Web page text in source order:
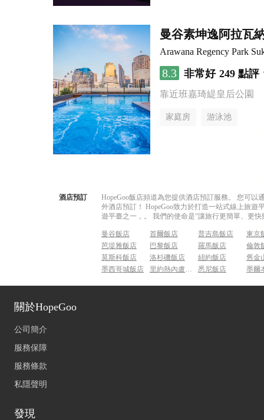
曼谷素坤逸阿拉瓦
Arawana Regency Park
8.3 非常好 249 點評
靠近班嘉琦緹皇后公園
家庭房 游泳池
酒店預訂
HopeGoo飯店頻道為您提供酒店預訂服務。 您可
外酒店預訂！ HopeGoo致力於打造一站式線上旅
遊平臺之一，。 我們的使命是“讓旅行更簡單、更
曼谷飯店 首爾飯店 普吉島飯店
東京
芭堤雅飯店
巴黎飯店 羅馬飯店
倫敦
莫斯科飯店
洛杉磯飯店 紐約飯店
舊金
墨西哥城飯店
里約熱內盧飯店 悉尼飯店 墨爾
關於HopeGoo
公司簡介
服務保障
服務條款
私隱聲明
發現